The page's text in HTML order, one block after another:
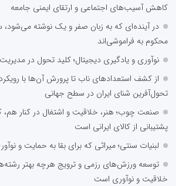
کاهش آسیب‌های اجتماعی و ارتقای ایمنی جامعه
در آینده‌ای که به زبان صفر و یک نوشته می‌شود،
محکوم به فراموشی‌اند
نوآوری و یادگیری دیجیتال؛ کلید تحول در
از کشف استعدادهای ناب تا پرورش آن‌ها با
تحول‌آفرین شنای ایران در سطح جهانی
صنعت چوب؛ هنر، خلاقیت و اشتغال در کنار هم، که
پشتیبانی از کالای ایرانی است
لبنیات سنتی؛ میراثی که برای بقا به حمایت و
توسعه ورزش‌های رزمی و ترویج هرچه بهتر
خلاقیت و نوآوری است